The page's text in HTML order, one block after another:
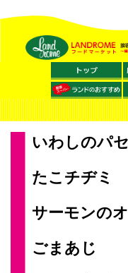
いわしのパ
たこチヂミ
サーモンの
ごまあじ